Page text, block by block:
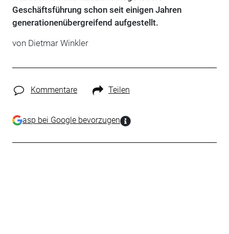
Geschäftsführung schon seit einigen Jahren
generationenübergreifend aufgestellt.
von Dietmar Winkler
Kommentare Teilen
asp bei Google bevorzugen